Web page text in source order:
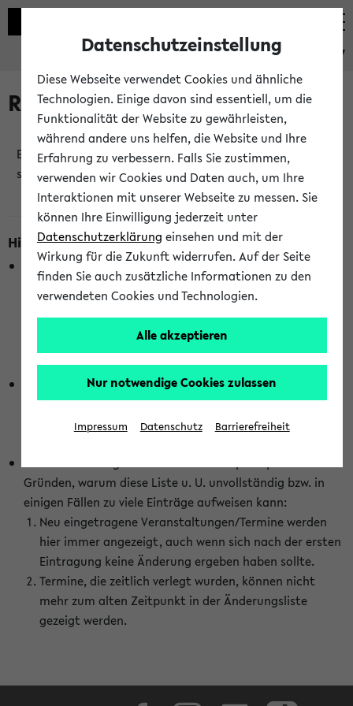
eKVV
Raumänderungen
Es wurden keine Raumänderungen an jetzt
stattfindenden Veranstaltungen gefunden!
Hinweise zur Liste der Raumänderungen
In dieser Liste werden nur Veranstaltungstermine
berücksichtigt, die gerade oder innerhalb der nächsten 2
Stunden stattfinden. Berücksichtigt werden nur Termine,
wurden. Die Anzeige ist semesterübergreifend und nicht
abhängig vom im eKVV gewählten Semester.
Die hier gezeigte Liste von Raumänderungen kann nur
vollständig sein, wenn den Fakultäten von den Lehrenden
die Änderungen zeitnah mitgeteilt und diese Änderungen
Gründen, warum diese Liste u. U. unvollständig bzw. in
einigen Fällen zu viele Einträge aufweisen kann:
Neu eingetragene Veranstaltungen/Termine werden
hier immer angezeigt, auch wenn sich nach der ersten
Eintragung keine Änderung ergeben haben sollte.
Termine, die zeitlich verlegt wurden, können nicht
mehr zum alten Zeitpunkt in der Änderungsliste
gezeigt werden.
Datenschutzeinstellung
Diese Webseite verwendet Cookies und ähnliche
Technologien. Einige davon sind essentiell, um die
Funktionalität der Website zu gewährleisten,
während andere uns helfen, die Website und Ihre
Erfahrung zu verbessern. Falls Sie zustimmen,
verwenden wir Cookies und Daten auch, um Ihre
Interaktionen mit unserer Webseite zu messen. Sie
können Ihre Einwilligung jederzeit unter
Datenschutzerklärung einsehen und mit der
Wirkung für die Zukunft widerrufen. Auf der Seite
finden Sie auch zusätzliche Informationen zu den
verwendeten Cookies und Technologien.
Alle akzeptieren
Nur notwendige Cookies zulassen
Impressum Datenschutz Barrierefreiheit